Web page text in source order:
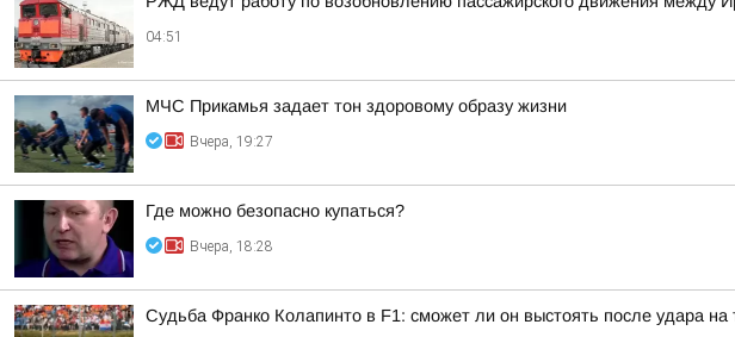
04:51
МЧС Прикамья задает тон здоровому образу жизни
Вчера, 19:27
Где можно безопасно купаться?
Вчера, 18:28
Судьба Франко Колапинто в F1: сможет ли он выстоять после удара на